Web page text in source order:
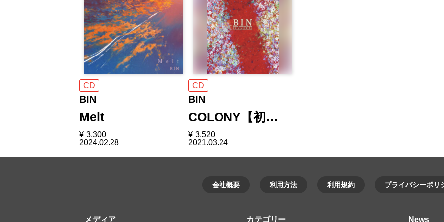
CD
BIN
Melt
¥ 3,300
2024.02.28
CD
BIN
COLONY【初…
¥ 3,520
2021.03.24
会社概要 利用方法 利用規約 プライバシーポリ
メディア カテゴリー News